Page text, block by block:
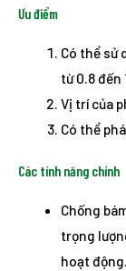
Ưu điểm
Có thể sử
từ 0.8 đến
Vị trí của
Có thể
Các tính năng chính
Chống
trọng
hoạt động.